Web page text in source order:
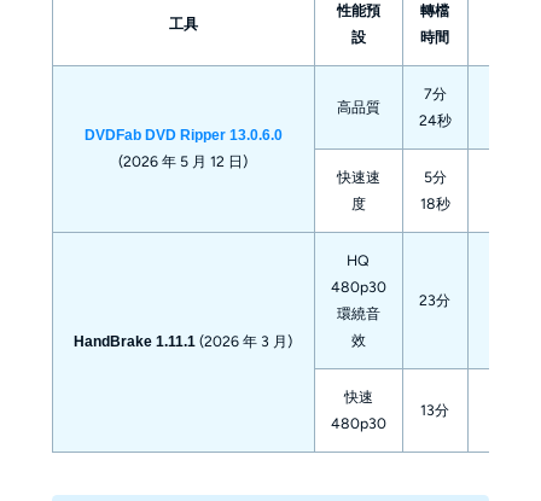
工具
性能預
設
轉檔
時間
DVDFab DVD Ripper 13.0.6.0
(2026 年 5 月 12 日)
高品質
7分
24秒
快速速
度
5分
18秒
HandBrake 1.11.1 (2026 年 3 月)
HQ
480p30
環繞音
效
23分
快速
480p30
13分